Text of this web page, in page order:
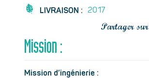
LIVRAISON : 2017
Partager sur
Mission :
Mission d’ingénierie :